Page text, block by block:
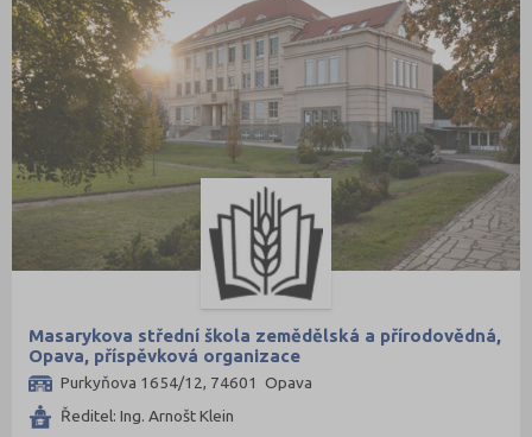
Masarykova střední škola zemědělská a přírodovědná,
Opava, příspěvková organizace
Purkyňova 1654/12, 74601 Opava
Ředitel: Ing. Arnošt Klein